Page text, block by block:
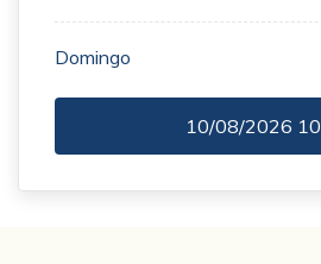
Domingo
10/08/2026